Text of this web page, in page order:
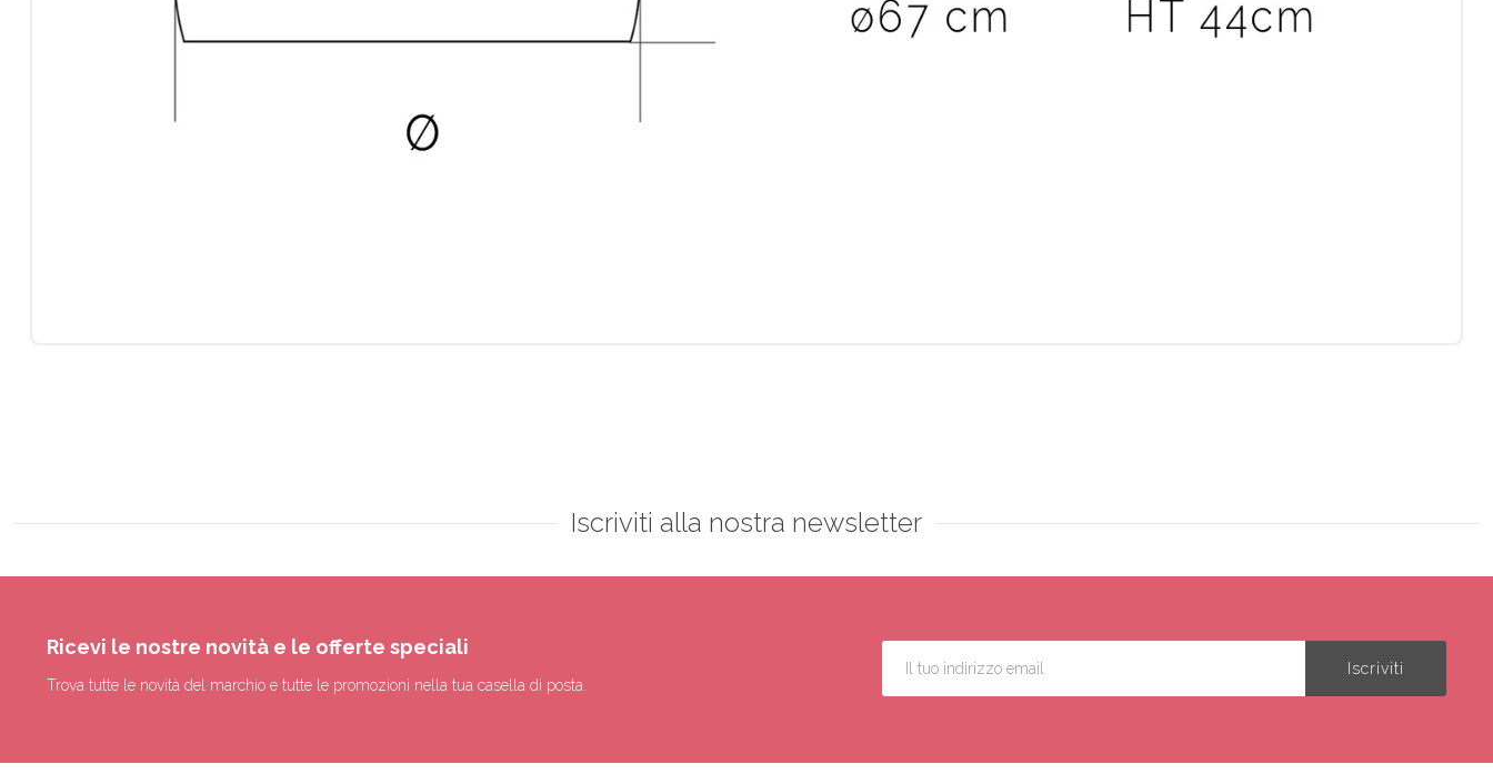
Iscriviti alla nostra newsletter
Ricevi le nostre novità e le offerte speciali
Trova tutte le novità del marchio e tutte le promozioni nella tua casella di posta.